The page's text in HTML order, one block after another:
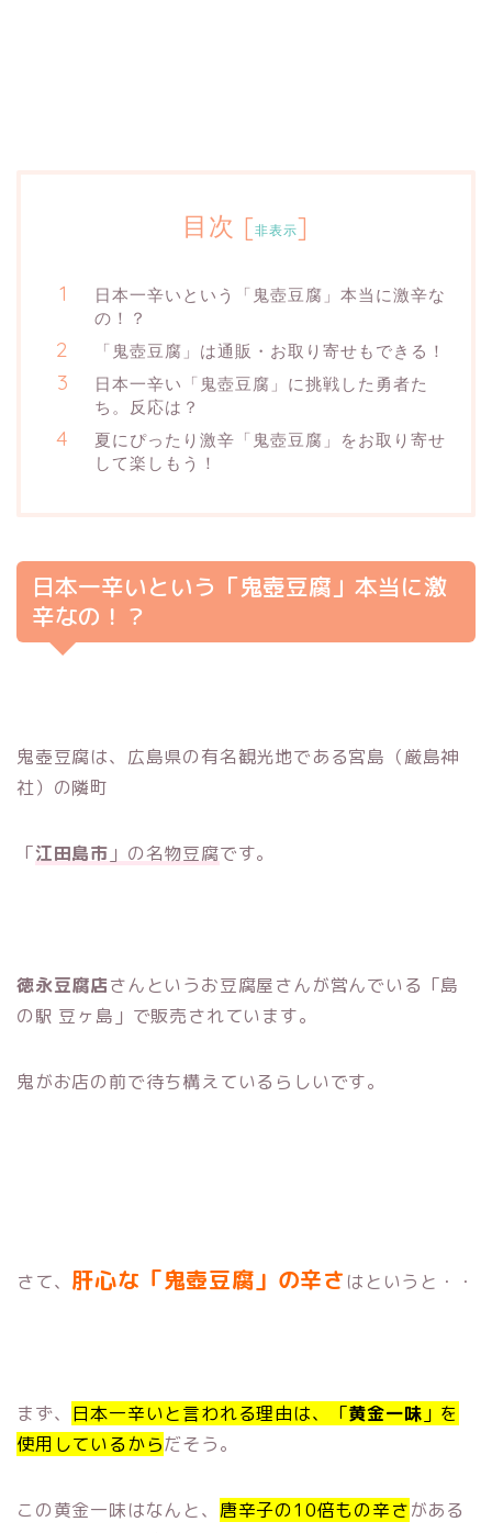
目次 [非表示]
日本一辛いという「鬼壺豆腐」本当に激辛な
の！？
「鬼壺豆腐」は通販・お取り寄せもできる！
日本一辛い「鬼壺豆腐」に挑戦した勇者た
ち。反応は？
夏にぴったり激辛「鬼壺豆腐」をお取り寄せ
して楽しもう！
日本一辛いという「鬼壺豆腐」本当に激
辛なの！？
鬼壺豆腐は、広島県の有名観光地である宮島（厳島神
社）の隣町
「江田島市 」の名物豆腐です。
徳永豆腐店さんというお豆腐屋さんが営んでいる「島
の駅 豆ヶ島」で販売されています。
鬼がお店の前で待ち構えているらしいです。
さて、 肝心な「鬼壺豆腐」の辛さ はというと・・
まず、 日本一辛いと言われる理由は、「黄金一味 」を
使用しているからだそう。
この黄金一味はなんと、 唐辛子の10倍もの辛さがある